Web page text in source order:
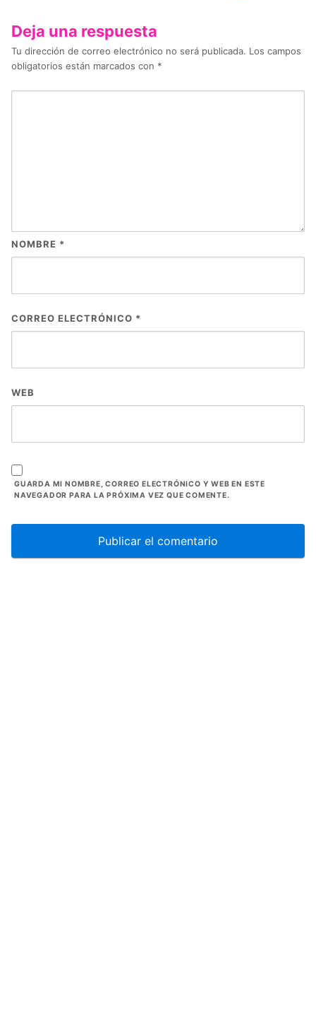
Deja una respuesta
Tu dirección de correo electrónico no será publicada. Los campos
obligatorios están marcados con *
NOMBRE *
CORREO ELECTRÓNICO *
WEB
GUARDA MI NOMBRE, CORREO ELECTRÓNICO Y WEB EN ESTE
NAVEGADOR PARA LA PRÓXIMA VEZ QUE COMENTE.